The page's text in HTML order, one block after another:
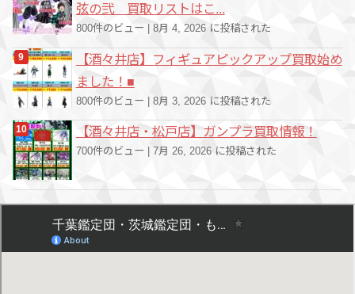
弦の弐 買取リストはこ...
800件のビュー 8月 4, 2026 に投稿された
【酒々井店】フィギュアピックアップ買取始め
ました！■
800件のビュー | 8月 3, 2026 に投稿された
【酒々井店・松戸店】ガンプラ買取情報！
700件のビュー 7月 26, 2026 に投稿された